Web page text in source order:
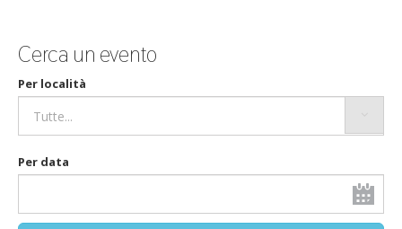
Cerca un evento
Per località
Per data